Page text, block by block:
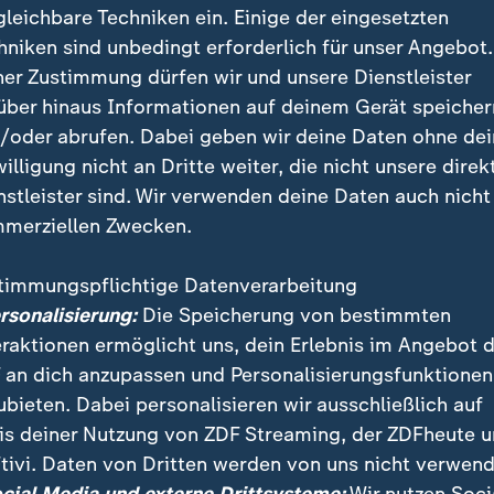
Tim Cook hat auf der jährlichen
Europäischen Union ist die Assistenzsoftware auf
verfügbar.
Techniken ein. Einige der eingesetzten
sind unbedingt erforderlich für unser
Zustimmung dürfen wir und unsere Dienstleister
hinaus Informationen auf deinem Gerät
oder abrufen. Dabei geben wir deine Daten ohne
nicht an Dritte weiter, die nicht unsere
sind. Wir verwenden deine Daten auch nicht
Zwecken.
Datenverarbeitung
Die Speicherung von bestimmten
ermöglicht uns, dein Erlebnis im Angebot
an dich anzupassen und Personalisierungsfunktionen
Dabei personalisieren wir ausschließlich auf
deiner Nutzung von ZDF Streaming, der ZDFheute
Daten von Dritten werden von uns nicht